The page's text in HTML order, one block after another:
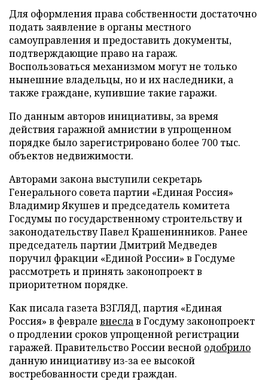
Для оформления права собственности достаточно
подать заявление в органы местного
самоуправления и предоставить документы,
подтверждающие право на гараж.
Воспользоваться механизмом могут не только
нынешние владельцы, но и их наследники, а
также граждане, купившие такие гаражи.
По данным авторов инициативы, за время
действия гаражной амнистии в упрощенном
порядке было зарегистрировано более 700 тыс.
объектов недвижимости.
Авторами закона выступили секретарь
Генерального совета партии «Единая Россия»
Владимир Якушев и председатель комитета
Госдумы по государственному строительству и
законодательству Павел Крашенинников. Ранее
председатель партии Дмитрий Медведев
поручил фракции «Единой России» в Госдуме
рассмотреть и принять законопроект в
приоритетном порядке.
Как писала газета ВЗГЛЯД, партия «Единая
Россия» в феврале внеслав Госдуму законопроект
о продлении сроков упрощенной регистрации
гаражей. Правительство России весной одобрило
данную инициативу из-за ее высокой
востребованности среди граждан.